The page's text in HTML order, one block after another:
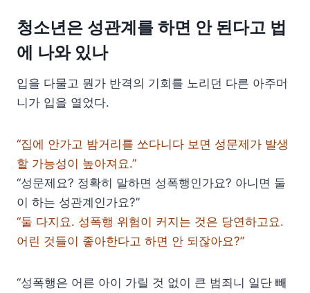
청소년은 성관계를 하면 안 된다고 법
에 나와 있나
입을 다물고 뭔가 반격의 기회를 노리던 다른 아주머
니가 입을 열었다.
“집에 안가고 밤거리를 쏘다니다 보면 성문제가 발생
할 가능성이 높아져요.”
“성문제요? 정확히 말하면 성폭행인가요? 아니면 둘
이 하는 성관계인가요?”
“둘 다지요. 성폭행 위험이 커지는 것은 당연하고요.
어린 것들이 좋아한다고 하면 안 되잖아요?”
“성폭행은 어른 아이 가릴 것 없이 큰 범죄니 일단 빼